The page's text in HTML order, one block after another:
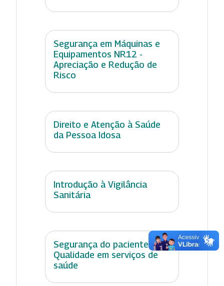
Segurança em Máquinas e
Equipamentos NR12 -
Apreciação e Redução de
Risco
Direito e Atenção à Saúde
da Pessoa Idosa
Introdução à Vigilância
Sanitária
Segurança do paciente e
Qualidade em serviços de
saúde